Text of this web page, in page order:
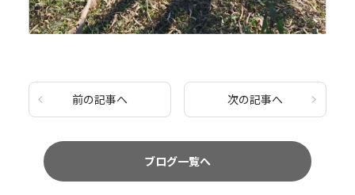
前の記事へ 次の記事へ
ブログ一覧へ